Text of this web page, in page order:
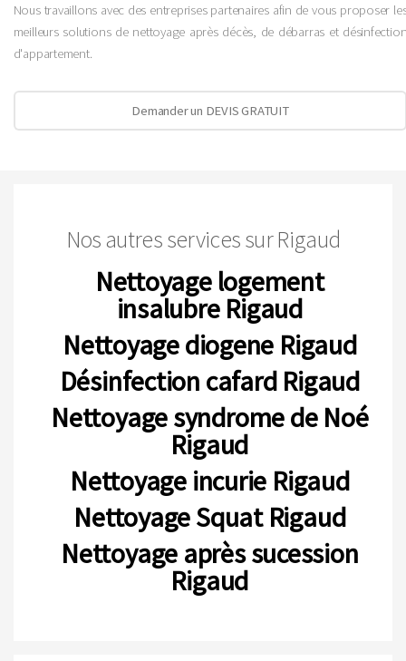
Nous travaillons avec des entreprises partenaires afin de vous proposer
meilleurs solutions de nettoyage après décès, de débarras et
d'appartement.
Demander un DEVIS GRATUIT
Nos autres services sur Rigaud
Nettoyage logement
insalubre Rigaud
Nettoyage diogene Rigaud
Désinfection cafard Rigaud
Nettoyage syndrome de Noé
Rigaud
Nettoyage incurie Rigaud
Nettoyage Squat Rigaud
Nettoyage après sucession
Rigaud